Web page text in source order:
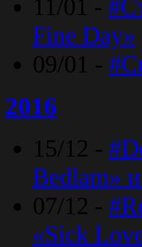
11/01 -
Fine Day»
09/01 -
2016
15/12 -
Bedlam»
07/12 -
«Sick